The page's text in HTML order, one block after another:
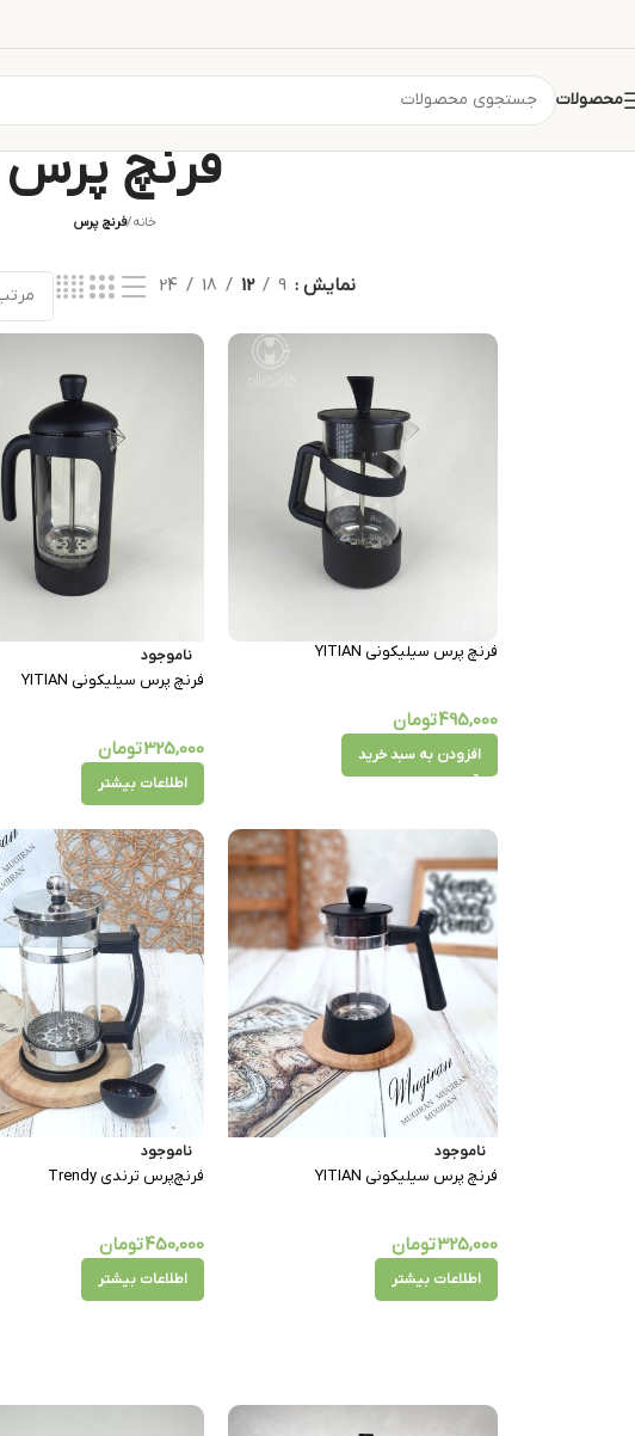
محصولات
فرنچ پرس
خانه/فرنچ پرس
نمایش 9
12
18
24
فرنچ پرس سیلیکونی YITIAN
495,000تومان
افزودن به سبد خرید
ناموجود
فرنچ پرس سیلیکونی YITIAN
325,000تومان
اطلاعات بیشتر
ناموجود
فرنچ پرس سیلیکونی YITIAN
325,000تومان
اطلاعات بیشتر
ناموجود
فرنچ‌پرس ترندی Trendy
450,000تومان
اطلاعات بیشتر